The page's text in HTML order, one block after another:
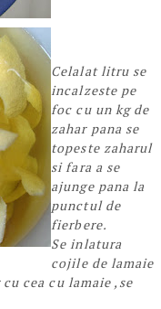
Celalat litru se
incalzeste pe
foc cu un kg de
zahar pana se
topeste zaharul
si fara a se
ajunge pana la
punctul de
fierbere.
Se inlatura
cojile de lamaie
cea cu lamaie ,se